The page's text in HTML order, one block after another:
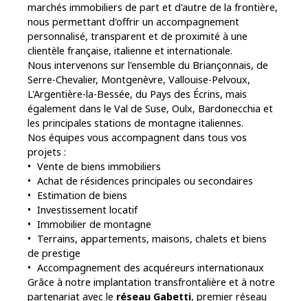
marchés immobiliers de part et d'autre de la frontière,
nous permettant d'offrir un accompagnement
personnalisé, transparent et de proximité à une
clientèle française, italienne et internationale.
Nous intervenons sur l'ensemble du Briançonnais, de
Serre-Chevalier, Montgenèvre, Vallouise-Pelvoux,
L'Argentière-la-Bessée, du Pays des Écrins, mais
également dans le Val de Suse, Oulx, Bardonecchia et
les principales stations de montagne italiennes.
Nos équipes vous accompagnent dans tous vos
projets :
Vente de biens immobiliers
Achat de résidences principales ou secondaires
Estimation de biens
Investissement locatif
Immobilier de montagne
Terrains, appartements, maisons, chalets et biens
de prestige
Accompagnement des acquéreurs internationaux
Grâce à notre implantation transfrontalière et à notre
partenariat avec le réseau Gabetti, premier réseau